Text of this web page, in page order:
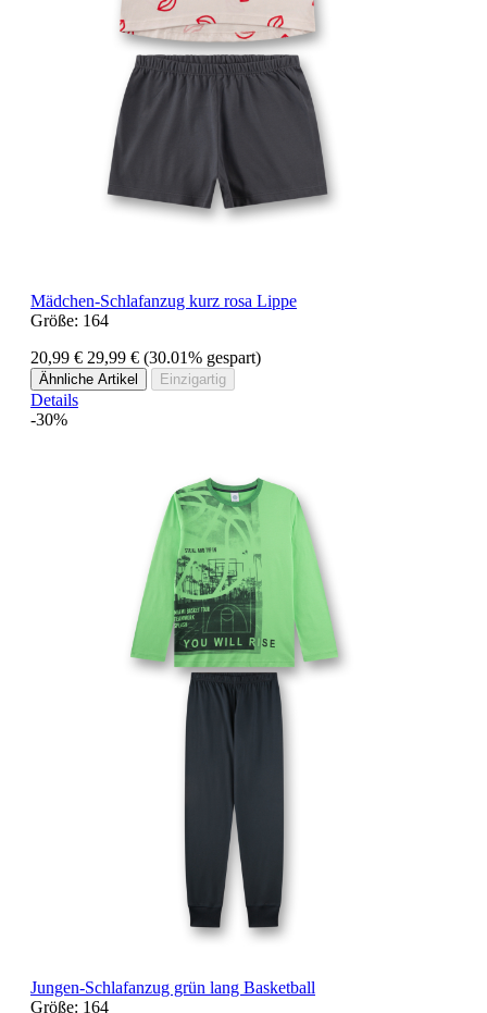
Mädchen-Schlafanzug kurz rosa Lippe
Größe: 164
20,99 € 29,99 € (30.01% gespart)
Ähnliche Artikel Einzigartig
Details
-30%
Jungen-Schlafanzug grün lang Basketball
Größe: 164